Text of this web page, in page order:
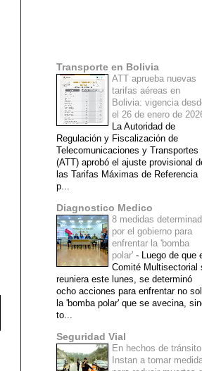
Transporte en Bolivia
ATT aprueba nuevas
tarifas aéreas en
Bolivia: vigencia
el 26 de enero de
La Autoridad de
Regulación y Fiscalización de
Telecomunicaciones y Transportes
(ATT) aprobó el ajuste provisional
las Tarifas Máximas de Referencia
p...
Diagnostico Medico
8 medidas
por el gobierno para
enfrentar la 'bomba
polar' - Luego de que
Comité Multisectorial
reuniera este lunes, se determinó
ocho acciones para enfrentar no
la 'bomba polar' que se avecina,
to...
Seguridad Vial
En hechos de tránsito
Instan a tomar